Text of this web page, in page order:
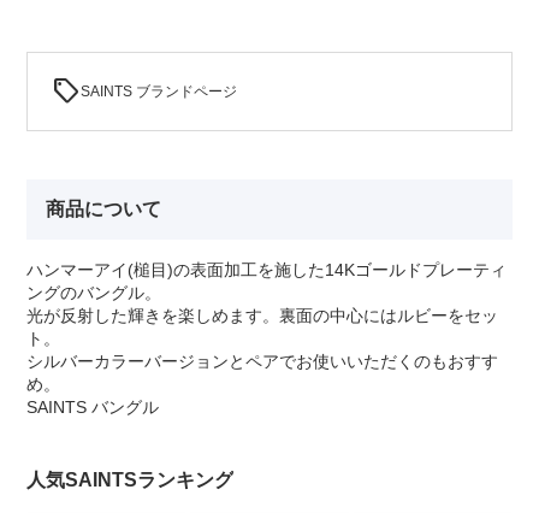
sellSAINTS ブランドページ
商品について
ハンマーアイ(槌目)の表面加工を施した14Kゴールドプレーティ
ングのバングル。
光が反射した輝きを楽しめます。裏面の中心にはルビーをセッ
ト。
シルバーカラーバージョンとペアでお使いいただくのもおすす
め。
SAINTS バングル
人気SAINTSランキング